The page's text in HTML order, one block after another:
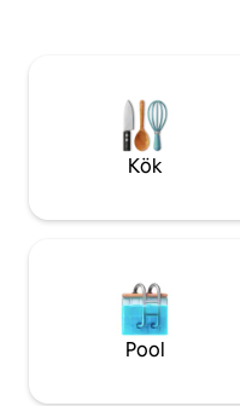
är här för äventyr eller
denna lugna tillflyktsort
bergen det perfekta
Kök
Pool